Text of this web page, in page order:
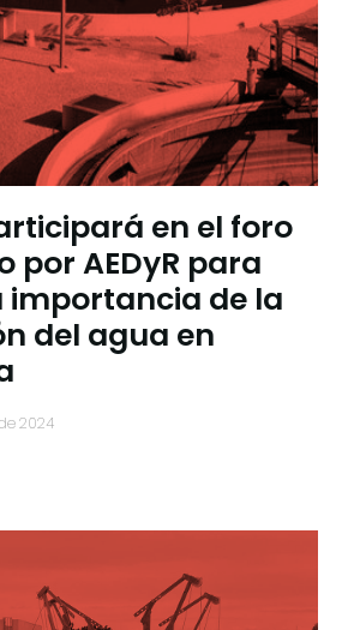
en el foro
por AEDyR para
importancia de la
del agua en
2024